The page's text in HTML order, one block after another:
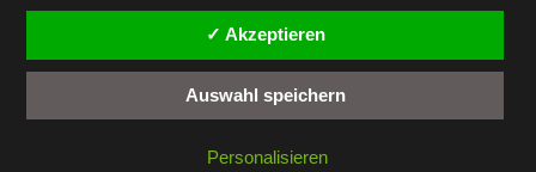
FACEBOOK PINTEREST
EMAIL
INSTAGRAM
✓ Akzeptieren
Auswahl speichern
Personalisieren